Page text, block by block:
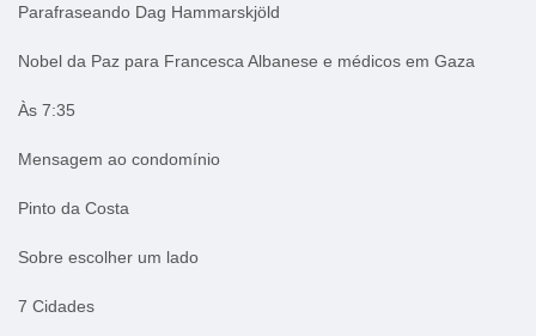
Parafraseando Dag Hammarskjöld
Nobel da Paz para Francesca Albanese e médicos em Gaza
Às 7:35
Mensagem ao condomínio
Pinto da Costa
Sobre escolher um lado
7 Cidades